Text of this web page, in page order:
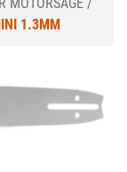
MOTORSÄGE /
1.3MM